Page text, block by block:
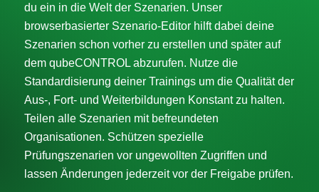
du ein in die Welt der Szenarien. Unser
browserbasierter Szenario-Editor hilft dabei deine
Szenarien schon vorher zu erstellen und später auf
dem qubeCONTROL abzurufen. Nutze die
Standardisierung deiner Trainings um die Qualität der
Aus-, Fort- und Weiterbildungen Konstant zu halten.
Teilen alle Szenarien mit befreundeten
Organisationen. Schützen spezielle
Prüfungszenarien vor ungewollten Zugriffen und
lassen Änderungen jederzeit vor der Freigabe prüfen.